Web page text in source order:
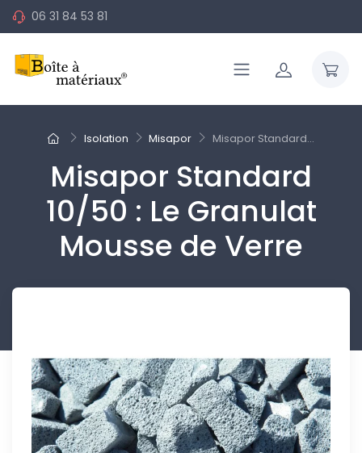
06 31 84 53 81
Isolation Misapor Misapor Standard...
Misapor Standard
10/50 : Le Granulat
Mousse de Verre